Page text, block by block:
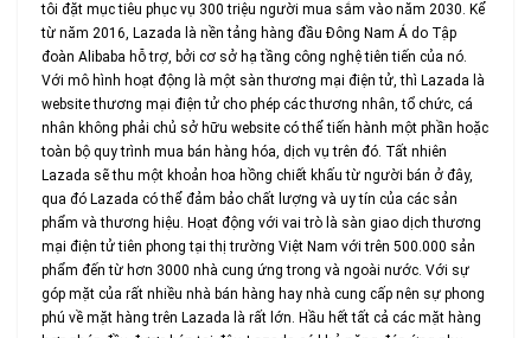
tôi đặt mục tiêu phục vụ 300 triệu người mua sắm vào năm 2030. Kể
từ năm 2016, Lazada là nền tảng hàng đầu Đông Nam Á do Tập
đoàn Alibaba hỗ trợ, bởi cơ sở hạ tầng công nghệ tiên tiến của nó.
Với mô hình hoạt động là một sàn thương mại điện tử, thì Lazada là
website thương mại điện tử cho phép các thương nhân, tổ chức, cá
nhân không phải chủ sở hữu website có thể tiến hành một phần hoặc
toàn bộ quy trình mua bán hàng hóa, dịch vụ trên đó. Tất nhiên
Lazada sẽ thu một khoản hoa hồng chiết khấu từ người bán ở đây,
qua đó Lazada có thể đảm bảo chất lượng và uy tín của các sản
phẩm và thương hiệu. Hoạt động với vai trò là sàn giao dịch thương
mại điện tử tiên phong tại thị trường Việt Nam với trên 500.000 sản
phẩm đến từ hơn 3000 nhà cung ứng trong và ngoài nước. Với sự
góp mặt của rất nhiều nhà bán hàng hay nhà cung cấp nên sự phong
phú về mặt hàng trên Lazada là rất lớn. Hầu hết tất cả các mặt hàng